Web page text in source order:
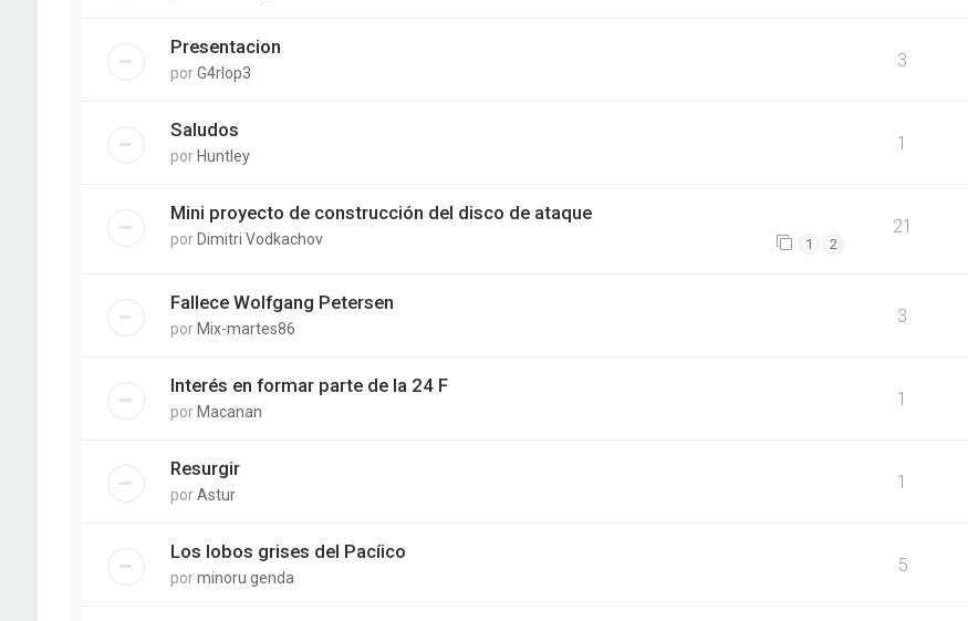
Presentacion
porG4rlop3
3
Saludos
por Huntley
1
Mini proyecto de construcción del disco de ataque
por Dimitri Vodkachov 1 2
21
Fallece Wolfgang Petersen
por Mix-martes86
3
Interés en formar parte de la 24 F
por Macanan
1
Resurgir
porAstur
1
Los lobos grises del Pacíico
porminoru genda
5